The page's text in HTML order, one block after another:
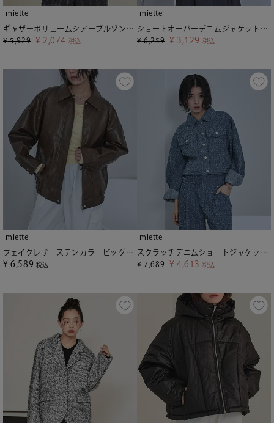
miette
ギャザーボリュームシアーブルゾン【miette ミエット】
¥ 5,929 ¥ 2,074 税込
miette
ショートオーバーデニムジャケット【miette ミエット】
¥ 6,259 ¥ 3,129 税込
miette
フェイクレザーステンカラービッグブルゾン【miette ミエット】
¥ 6,589 税込
miette
スクラッチデニムショートジャケット【miette ミエット】
¥ 7,689 ¥ 4,613 税込